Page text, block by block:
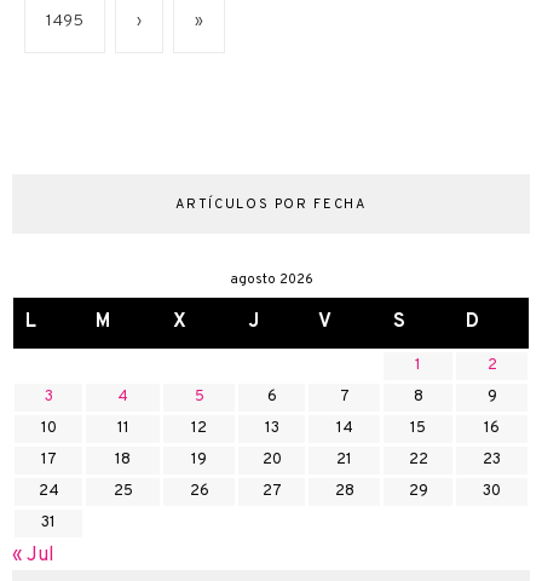
1495 › »
ARTÍCULOS POR FECHA
agosto 2026
L M X J V S D
1
2
3
4 5 6 7 8
9
10
11 12 13 14 15
16
17
18 19 20 21 22
23
24
25 26 27 28 29
30
31
« Jul